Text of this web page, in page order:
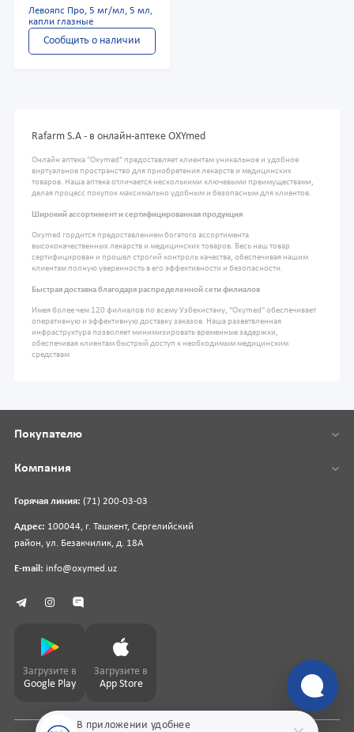
Левояпс Про, 5 мг/мл, 5 мл,
капли глазные
Сообщить о наличии
Rafarm S.A - в онлайн-аптеке OXYmed
Онлайн аптека "Oxymed" предоставляет клиентам уникальное и удобное
виртуальное пространство для приобретения лекарств и медицинских
товаров. Наша аптека отличается несколькими ключевыми преимуществами,
делая процесс покупок максимально удобным и безопасным для клиентов.
Широкий ассортимент и сертифицированная продукция
Oxymed гордится предоставлением богатого ассортимента
высококачественных лекарств и медицинских товаров. Весь наш товар
сертифицирован и прошел строгий контроль качества, обеспечивая нашим
клиентам полную уверенность в его эффективности и безопасности.
Быстрая доставка благодаря распределенной сети филиалов
Имея более чем 120 филиалов по всему Узбекистану, "Oxymed" обеспечивает
оперативную и эффективную доставку заказов. Наша разветвленная
инфраструктура позволяет минимизировать временные задержки,
обеспечивая клиентам быстрый доступ к необходимым медицинским
средствам
В приложении удобнее
Горячая линия: (71) 200-03-03
Адрес: 100044, г. Ташкент, Сергелийский
район, ул. Безакчилик, д. 18А
E-mail: info@oxymed.uz
Покупателю
Компания
Загрузите в
Google Play
Загрузите в
App Store